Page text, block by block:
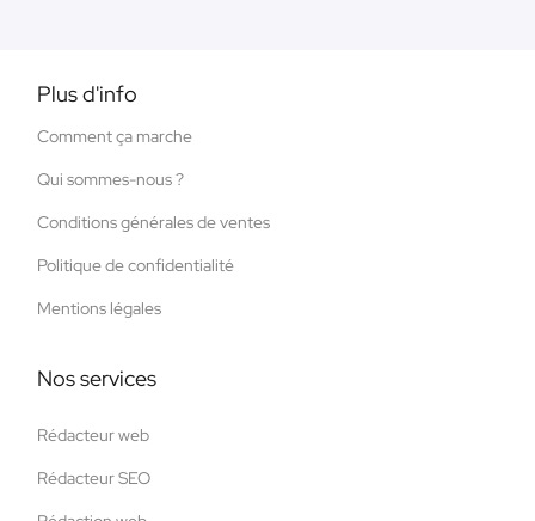
Plus d'info
Comment ça marche
Qui sommes-nous ?
Conditions générales de ventes
Politique de confidentialité
Mentions légales
Nos services
Rédacteur web
Rédacteur SEO